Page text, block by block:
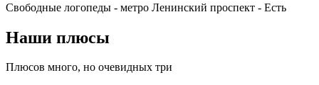
Свободные логопеды - метро Ленинский проспект - Есть
Наши плюсы
Плюсов много, но очевидных три